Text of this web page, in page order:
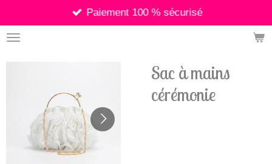
au
contenu
Paiement 100 % sécurisé
Sac à mains
cérémonie